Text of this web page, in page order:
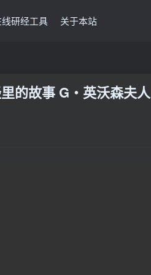
研经工具 关于本站
的故事 G‧英沃森夫人